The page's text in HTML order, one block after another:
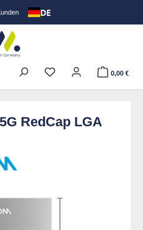
DE
0,00 €
RedCap LGA